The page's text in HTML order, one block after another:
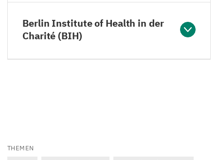
Berlin Institute of Health in der
Charité (BIH)
THEMEN